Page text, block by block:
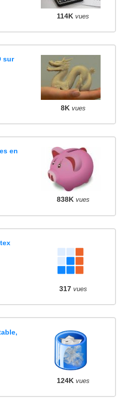
114K vues
sur
8K vues
en
838K vues
317 vues
124K vues